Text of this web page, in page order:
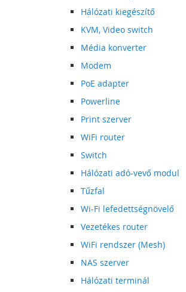
Hálózati kiegészítő
KVM, Video switch
Média konverter
Modem
PoE adapter
Powerline
Print szerver
WiFi router
Switch
Hálózati adó-vevő modul
Tűzfal
Wi-Fi lefedettségnövelő
Vezetékes router
WiFi rendszer (Mesh)
NAS szerver
Hálózati terminál